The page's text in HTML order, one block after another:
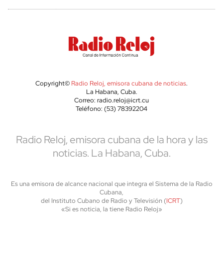
Copyright© Radio Reloj, emisora cubana de noticias.
La Habana, Cuba.
Correo: radio.reloj@icrt.cu
Teléfono: (53) 78392204
Radio Reloj, emisora cubana de la hora y las
noticias. La Habana, Cuba.
Es una emisora de alcance nacional que integra el Sistema de la Radio
Cubana,
del Instituto Cubano de Radio y Televisión (ICRT)
«Si es noticia, la tiene Radio Reloj»